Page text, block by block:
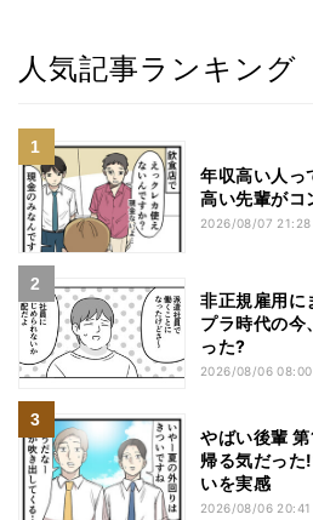
人気記事ランキング
年収高い人っ
高い先輩がコ
2026/08/07 21:28
非正規雇用に
プラ時代の今
った?
2026/08/06 08:00
やばい後輩
帰る気だっ
いを実感
2026/08/06 20:41